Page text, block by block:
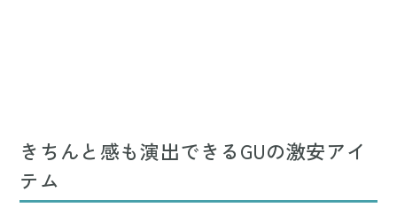
きちんと感も演出できるGUの激安アイ
テム